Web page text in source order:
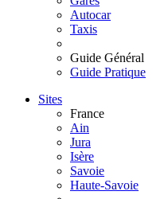
Autocar
Taxis
Guide Général
Guide Pratique
Sites
France
Ain
Jura
Isère
Savoie
Haute-Savoie